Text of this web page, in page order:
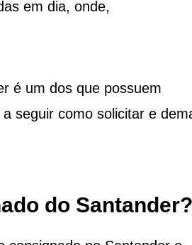
em dia, onde,
é um dos que possuem
seguir como solicitar e
do Santander?